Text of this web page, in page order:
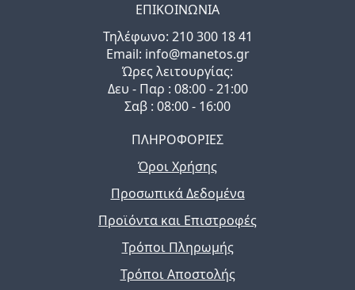
ΕΠΙΚΟΙΝΩΝΙΑ
Τηλέφωνo: 210 300 18 41
Email: info@manetos.gr
Ώρες λειτουργίας:
Δευ - Παρ : 08:00 - 21:00
Σαβ : 08:00 - 16:00
ΠΛΗΡΟΦΟΡΙΕΣ
Όροι Χρήσης
Προσωπικά Δεδομένα
Προϊόντα και Επιστροφές
Τρόποι Πληρωμής
Τρόποι Αποστολής